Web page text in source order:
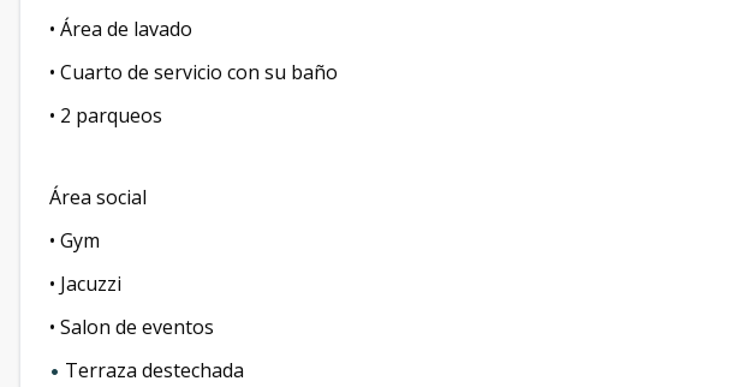
• ⁠Área de lavado
• ⁠Cuarto de servicio con su baño
• ⁠2 parqueos
Área social
• Gym
• ⁠Jacuzzi
• ⁠Salon de eventos
• Terraza destechada